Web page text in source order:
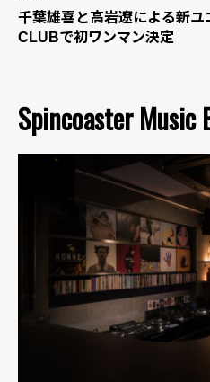
千葉雄喜と高岩遼による新
CLUBで初ワンマン決定
Spincoaster Music